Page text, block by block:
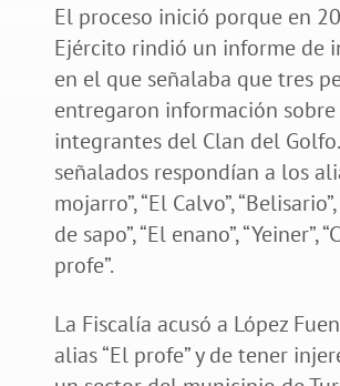
El proceso inició porque en
Ejército rindió un informe de
en el que señalaba que tres
entregaron información
integrantes del Clan del
señalados respondían a los
mojarro”, “El Calvo”,
de sapo”, “El enano”, “Yeiner”,
profe”.
La Fiscalía acusó a López
alias “El profe” y de tener